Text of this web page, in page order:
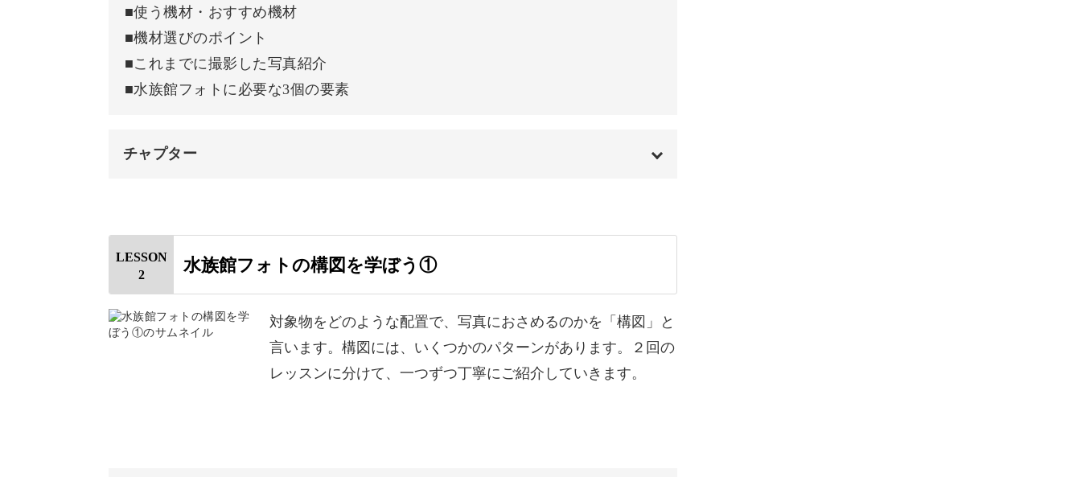
学んだことを実践する感覚で、撮影へのイメージを膨らませていきましょう。
そのような水族館で、どのようにしたら上手く光を活用できるのかを学び、撮影のコツ
を抑えていきましょう。
講座を受講し終えたら、ぜひ水族館に足を運んで、すてきな一枚をおさめてみてくださ
■使う機材・おすすめ機材
■機材選びのポイント
■これまでに撮影した写真紹介
■水族館フォトに必要な3個の要素
チャプター
はじめに 00:20
自己紹介と作品例
水族館フォトとは 02:20
水族館フォトで必要な要素 02:52
LESSON
2
水族館フォトの構図を学ぼう①
対象物をどのような配置で、写真におさめるのかを「構図」と
言います。構図には、いくつかのパターンがあります。２回の
レッスンに分けて、一つずつ丁寧にご紹介していきます。